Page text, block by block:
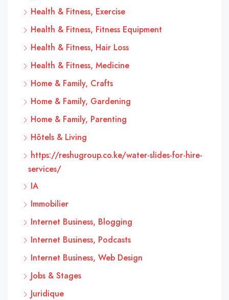
Health & Fitness, Exercise
Health & Fitness, Fitness Equipment
Health & Fitness, Hair Loss
Health & Fitness, Medicine
Home & Family, Crafts
Home & Family, Gardening
Home & Family, Parenting
Hôtels & Living
https://reshugroup.co.ke/water-slides-for-hire-
services/
IA
Immobilier
Internet Business, Blogging
Internet Business, Podcasts
Internet Business, Web Design
Jobs & Stages
Juridique